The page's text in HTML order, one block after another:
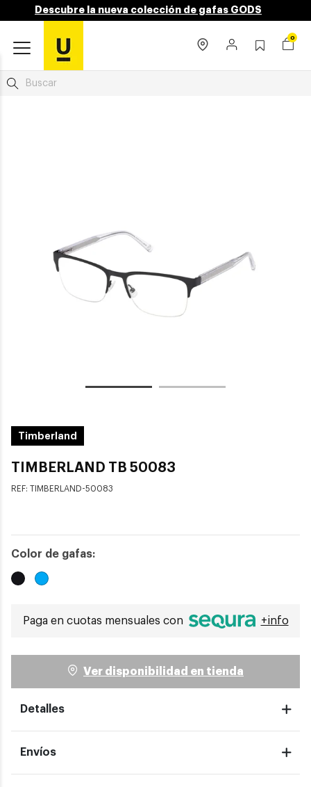
Descubre la nueva colección de gafas GODS
0
Timberland
TIMBERLAND TB 50083
REF: TIMBERLAND-50083
Color de gafas:
Paga en cuotas mensuales con +info
Ver disponibilidad en tienda
Detalles
Envíos